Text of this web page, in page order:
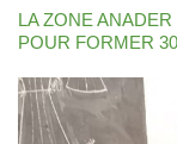
LA ZONE
POUR FORMER